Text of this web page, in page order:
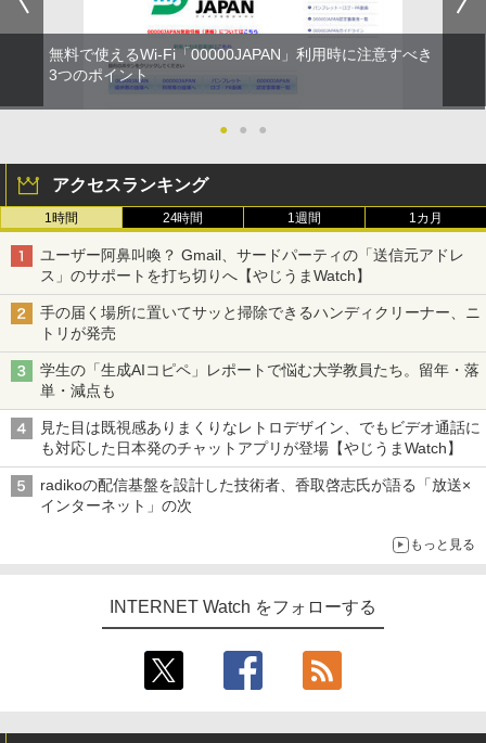
無料で使えるWi-Fi「00000JAPAN」利用時に注意すべき
3つのポイント
● ● ●
アクセスランキング
1時間 24時間 1週間 1カ月
ユーザー阿鼻叫喚？ Gmail、サードパーティの「送信元アドレ
ス」のサポートを打ち切りへ【やじうまWatch】
手の届く場所に置いてサッと掃除できるハンディクリーナー、ニ
トリが発売
学生の「生成AIコピペ」レポートで悩む大学教員たち。留年・落
単・減点も
見た目は既視感ありまくりなレトロデザイン、でもビデオ通話に
も対応した日本発のチャットアプリが登場【やじうまWatch】
radikoの配信基盤を設計した技術者、香取啓志氏が語る「放送×
インターネット」の次
もっと見る
INTERNET Watch をフォローする